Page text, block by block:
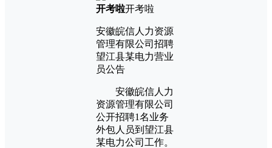
开考啦开考啦
安徽皖信人力资源
管理有限公司招聘
望江县某电力营业
员公告
安徽皖信人力
资源管理有限公司
公开招聘1名业务
外包人员到望江县
某电力公司工作。